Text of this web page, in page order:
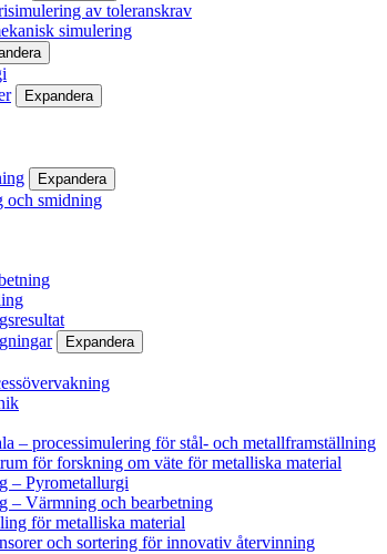
av toleranskrav
simulering
Expandera
Expandera
och smidning
Expandera
– processimulering för stål- och metallframställning
för forskning om väte för metalliska material
– Pyrometallurgi
– Värmning och bearbetning
för metalliska material
och sortering för innovativ återvinning